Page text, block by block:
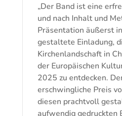
„Der Band ist eine
und nach Inhalt und
Präsentation äußerst
gestaltete Einladung,
Kirchenlandschaft in
der Europäischen
2025 zu entdecken.
erschwingliche Preis
diesen prachtvoll
aufwendig gedruckten